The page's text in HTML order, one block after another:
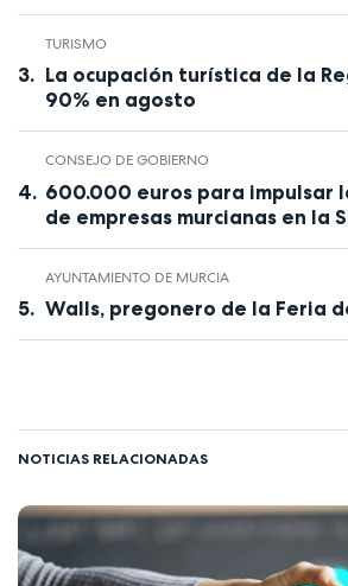
TURISMO
La ocupación turística de la
90% en agosto
CONSEJO DE GOBIERNO
600.000 euros para impulsar
de empresas murcianas en la
AYUNTAMIENTO DE MURCIA
Walls, pregonero de la Feria
NOTICIAS RELACIONADAS